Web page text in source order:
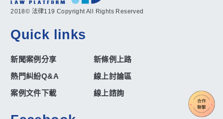
2018© 法律119 Copyright All Rights Reserved
Quick links
新聞案例分享
新條例上路
熱門糾紛Q&A
線上討論區
案例文件下載
線上諮詢